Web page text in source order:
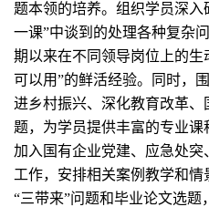
题本领的培养。组织学员深
一课”中谈到的处理各种复杂
期以来在不同领导岗位上的
可以用”的鲜活经验。同时，
进乡村振兴、深化教育改革
题，为学员提供丰富的专业课
加入国有企业党建、应急处
工作，安排相关案例教学和
“三带来”问题和毕业论文选题